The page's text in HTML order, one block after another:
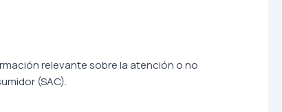
relevante sobre la atención o no
(SAC).